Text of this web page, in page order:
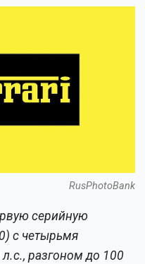
RusPhotoBank
серийную
с четырьмя
разгоном до 100